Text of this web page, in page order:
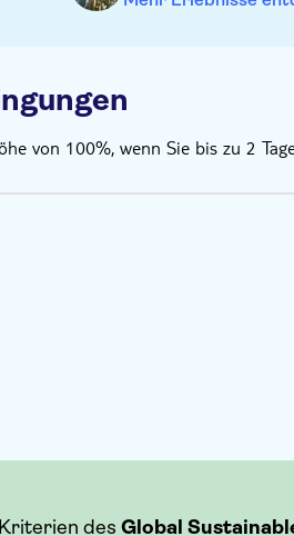
von 100%, wenn Sie bis zu 2
des Global